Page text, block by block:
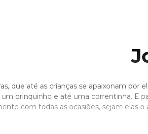
que até as crianças se apaixonam
brinquinho e até uma correntinha. E
com todas as ocasiões, sejam elas